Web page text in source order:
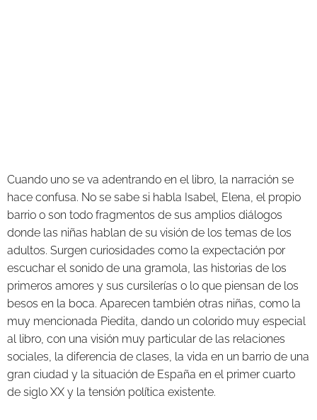
Cuando uno se va adentrando en el libro, la narración se
hace confusa. No se sabe si habla Isabel, Elena, el propio
barrio o son todo fragmentos de sus amplios diálogos
donde las niñas hablan de su visión de los temas de los
adultos. Surgen curiosidades como la expectación por
escuchar el sonido de una gramola, las historias de los
primeros amores y sus cursilerías o lo que piensan de los
besos en la boca. Aparecen también otras niñas, como la
muy mencionada Piedita, dando un colorido muy especial
al libro, con una visión muy particular de las relaciones
sociales, la diferencia de clases, la vida en un barrio de una
gran ciudad y la situación de España en el primer cuarto
de siglo XX y la tensión política existente.